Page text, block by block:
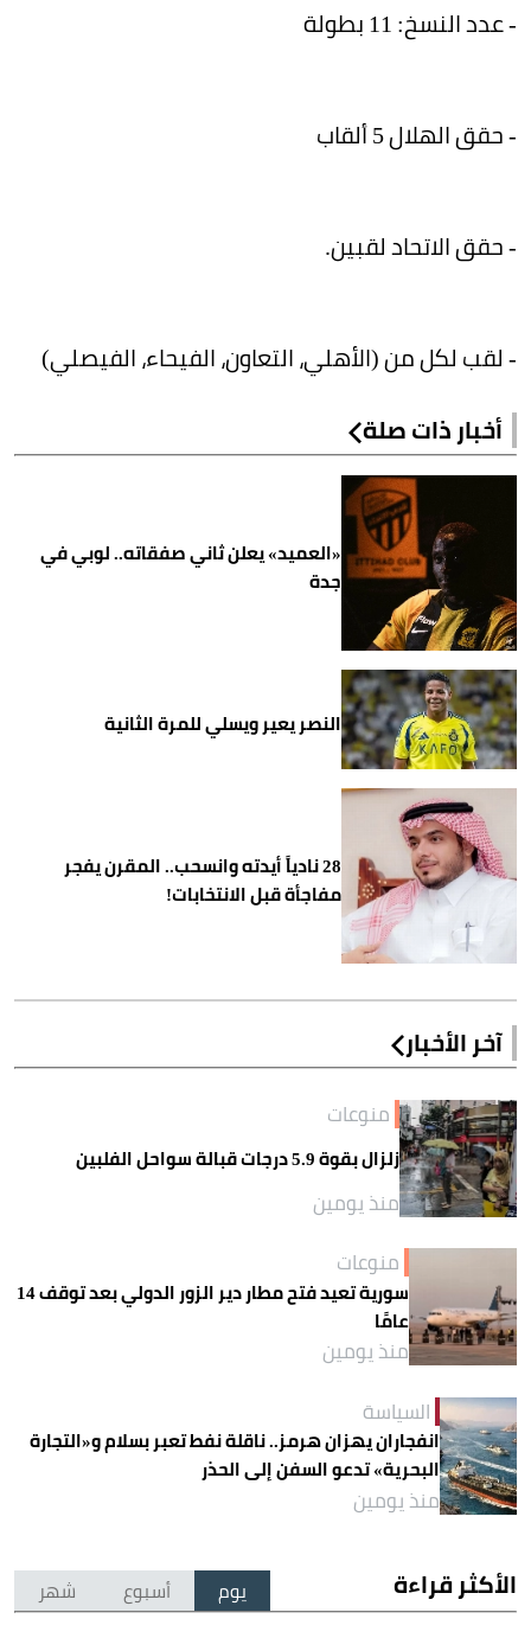
- عدد النسخ: 11 بطولة
- حقق الهلال 5 ألقاب
- حقق الاتحاد لقبين.
- لقب لكل من (الأهلي، التعاون، الفيحاء، الفيصلي)
أخبار ذات صلة
«العميد» يعلن ثاني صفقاته.. لوبي في
جدة
النصر يعير ويسلي للمرة الثانية
28 نادياً أيدته وانسحب.. المقرن يفجر
مفاجأة قبل الانتخابات!
آخر الأخبار
منوعات
زلزال بقوة 5.9 درجات قبالة سواحل الفلبين
منذ يومين
منوعات
سورية تعيد فتح مطار دير الزور الدولي بعد توقف 14
عامًا
منذ يومين
السياسة
انفجاران يهزان هرمز.. ناقلة نفط تعبر بسلام و«التجارة
البحرية» تدعو السفن إلى الحذر
منذ يومين
الأكثر قراءة يوم أسبوع شهر